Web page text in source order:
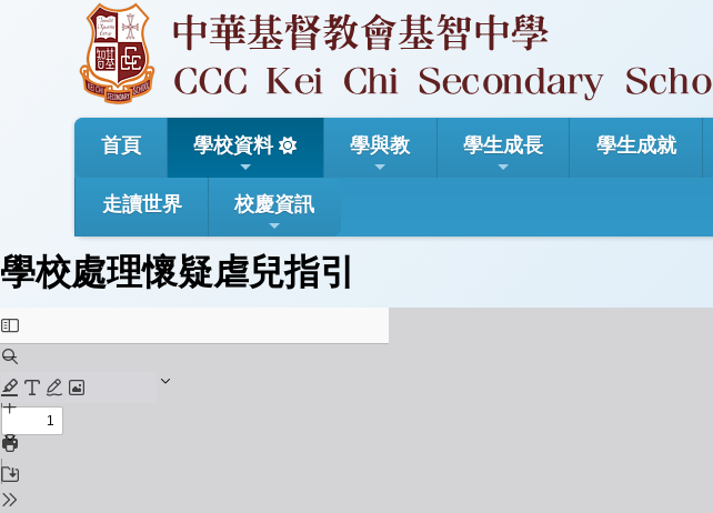
首頁 學校資料 學與教 學生成長 學生成就
走讀世界 校慶資訊
學校處理懷疑虐兒指引